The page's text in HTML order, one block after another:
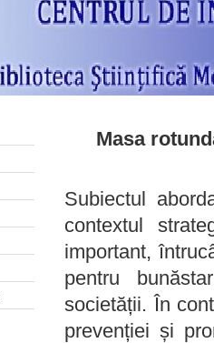
Masa
Subiectul
contextul
important,
pentru
societății. În
prevenției și